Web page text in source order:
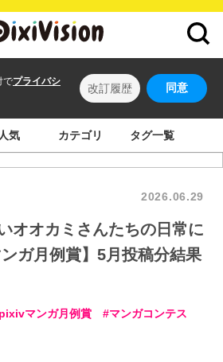
でプライバシ
改訂履歴 同意
人気 カテゴリ タグ一覧
2026.06.29
オオカミさんたちの日常に
ガ月例賞】5月投稿分結果
pixivマンガ月例賞
マンガコンテス